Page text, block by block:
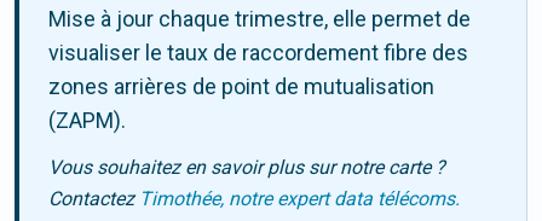
Mise à jour chaque trimestre, elle permet de
visualiser le taux de raccordement fibre des
zones arrières de point de mutualisation
(ZAPM).
Vous souhaitez en savoir plus sur notre carte ?
Contactez Timothée, notre expert data télécoms.